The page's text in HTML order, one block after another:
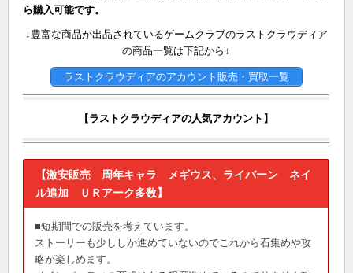
ら購入可能です。
↓豊富な商品が出品されているゲームクラブのラストクラウディア
の商品一覧は下記から↓
ラストクラウディアのアカウント販売・買取一覧
【ラストクラウディアの人気アカウント】
【激安販売 周年キャラ メギウス、ライバーン ネイ
ル追加 ＵＲアーク多数】
■短期間での販売を考えています。
ストーリーも少ししか進めていないのでこれから石集めや攻
略が楽しめます。